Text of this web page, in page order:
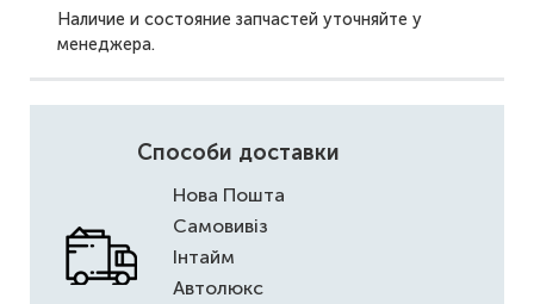
Наличие и состояние запчастей уточняйте у
менеджера.
Способи доставки
Нова Пошта
Самовивіз
Інтайм
Автолюкс